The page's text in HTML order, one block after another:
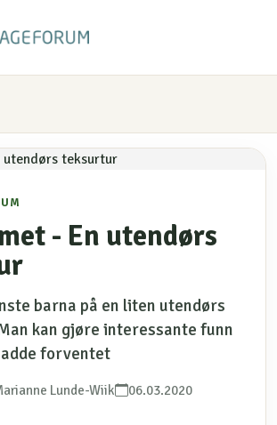
- En utendørs
barna på en liten utendørs
kan gjøre interessante funn
forventet
Lunde-Wiik 06.03.2020